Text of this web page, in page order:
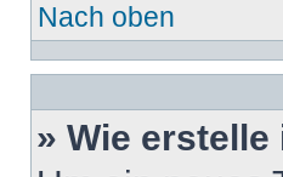
Nach oben
» Wie